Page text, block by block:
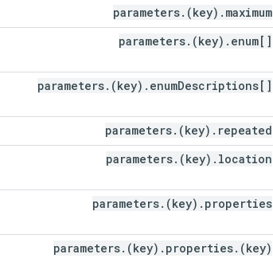
parameters. (key) . maximum
parameters. (key) . enum[]
parameters. (key) . enumDescriptions[]
parameters. (key) . repeated
parameters. (key) . location
parameters. (key) . properties
parameters. (key) . properties. (key)